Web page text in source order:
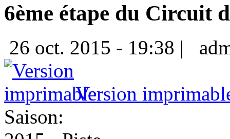
6ème étape du Circuit
26 oct. 2015 - 19:38 |
Version
Saison: